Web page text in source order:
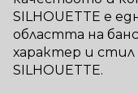
SILHOUETTE е
областта на
характер и
SILHOUETTE.